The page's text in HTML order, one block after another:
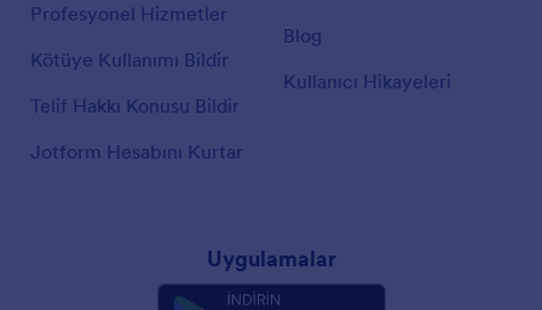
Profesyonel Hizmetler
Kötüye Kullanımı Bildir
Telif Hakkı Konusu Bildir
Jotform Hesabını Kurtar
Blog
Kullanıcı Hikayeleri
Uygulamalar